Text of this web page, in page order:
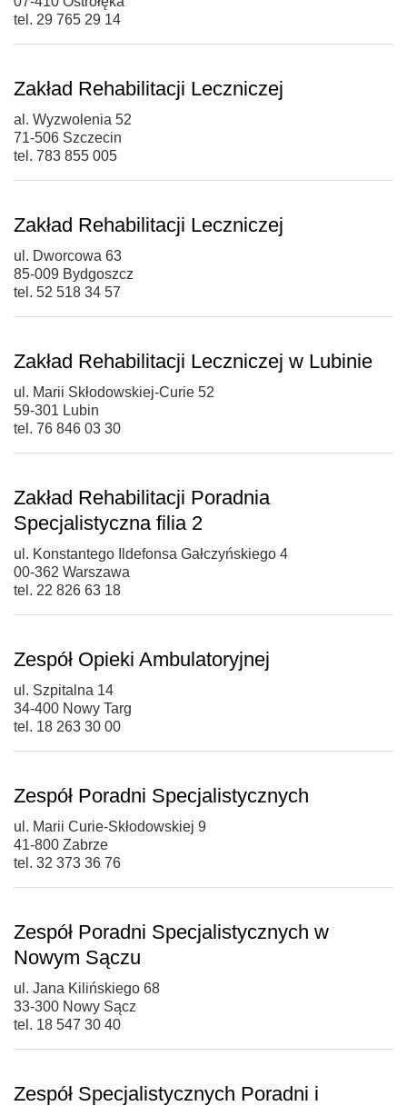
tel. 29 765 29 14
Zakład Rehabilitacji Leczniczej
al. Wyzwolenia 52
71-506 Szczecin
tel. 783 855 005
Zakład Rehabilitacji Leczniczej
ul. Dworcowa 63
85-009 Bydgoszcz
tel. 52 518 34 57
Zakład Rehabilitacji Leczniczej w Lubinie
ul. Marii Skłodowskiej-Curie 52
59-301 Lubin
tel. 76 846 03 30
Zakład Rehabilitacji Poradnia
Specjalistyczna filia 2
ul. Konstantego Ildefonsa Gałczyńskiego 4
00-362 Warszawa
tel. 22 826 63 18
Zespół Opieki Ambulatoryjnej
ul. Szpitalna 14
34-400 Nowy Targ
tel. 18 263 30 00
Zespół Poradni Specjalistycznych
ul. Marii Curie-Skłodowskiej 9
41-800 Zabrze
tel. 32 373 36 76
Zespół Poradni Specjalistycznych w
Nowym Sączu
ul. Jana Kilińskiego 68
33-300 Nowy Sącz
tel. 18 547 30 40
Zespół Specjalistycznych Poradni i